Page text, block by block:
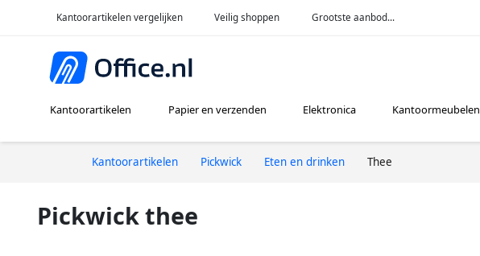
Kantoorartikelen vergelijken Veilig shoppen Grootste aanbod...
Kantoorartikelen Papier en verzenden Elektronica Kantoormeubelen
Kantoorartikelen Pickwick Eten en drinken Thee
Pickwick thee